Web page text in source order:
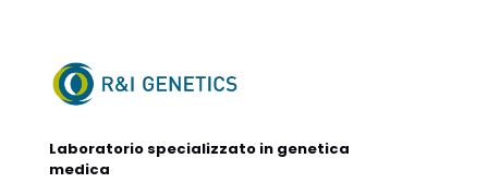
Laboratorio specializzato in genetica
medica